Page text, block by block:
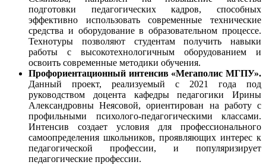
подготовки педагогических кадров, способных
эффективно использовать современные технические
средства и оборудование в образовательном процессе.
Технотуры позволяют студентам получить навыки
работы с высокотехнологичным оборудованием и
освоить современные методики обучения.
Профориентационный интенсив «Мегаполис МГПУ».
Данный проект, реализуемый с 2021 года под
руководством доцента кафедры педагогики Ирины
Александровны Неясовой, ориентирован на работу с
профильными психолого-педагогическими классами.
Интенсив создает условия для профессионального
самоопределения школьников, проявляющих интерес к
педагогической профессии, и популяризирует
педагогические профессии.